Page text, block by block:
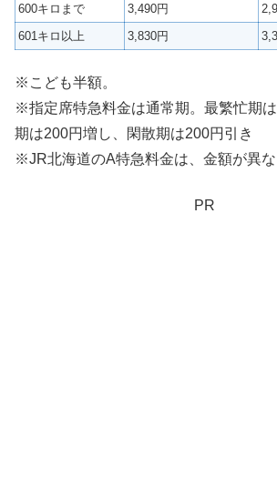
600キロまで
3,490円
601キロ以上
3,830円
※こども半額。
※指定席特急料金は通常期。最繁忙期
期は200円増し、閑散期は200円引き
※JR北海道のA特急料金は、金額が異な
PR